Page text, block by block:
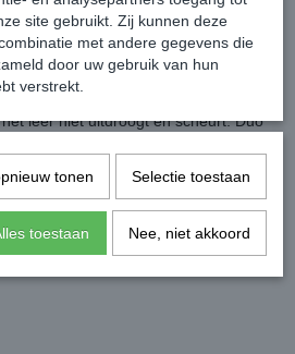
met een dop waar een handige kwast
is Duo Protection Hoef Black Label
leer.
leer niet uitdroogt en scheurt. Duo
een laklaag kunnen er vlekken
op een onopvallende plaats op de
site gebruikt. Zij kunnen deze
met andere gegevens die
door uw gebruik van hun
verstrekt.
tonen Selectie toestaan
toestaan Nee, niet akkoord